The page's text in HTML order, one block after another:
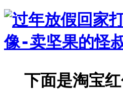
下面是淘宝